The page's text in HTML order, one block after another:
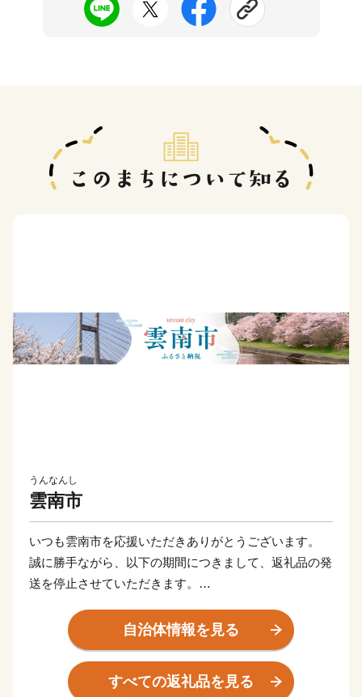
うんなんし
雲南市
いつも雲南市を応援いただきありがとうございます。
誠に勝手ながら、以下の期間につきまして、返礼品の発
送を停止させていただきます。
【発送停止期間】8月6日〜8月16日
※日時指定・季節もの・定期便は除く
発送停止に伴い、ポータルサイトに掲載の期日よりも、
自治体情報を見る
すべての返礼品を見る